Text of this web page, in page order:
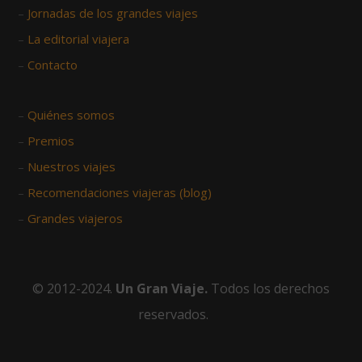
– Jornadas de los grandes viajes
– La editorial viajera
– Contacto
– Quiénes somos
– Premios
– Nuestros viajes
– Recomendaciones viajeras (blog)
– Grandes viajeros
© 2012-2024. Un Gran Viaje. Todos los derechos
reservados.